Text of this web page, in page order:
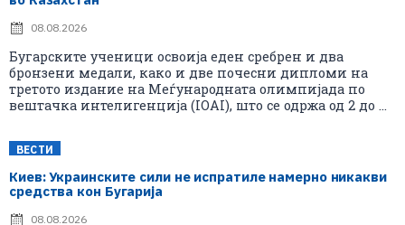
08.08.2026
Бугарските ученици освоија еден сребрен и два
бронзени медали, како и две почесни дипломи на
третото издание на Меѓународната олимпијада по
вештачка интелигенција (IOAI), што се одржа од 2 до ...
ВЕСТИ
Киев: Украинските сили не испратиле намерно никакви
средства кон Бугарија
08.08.2026